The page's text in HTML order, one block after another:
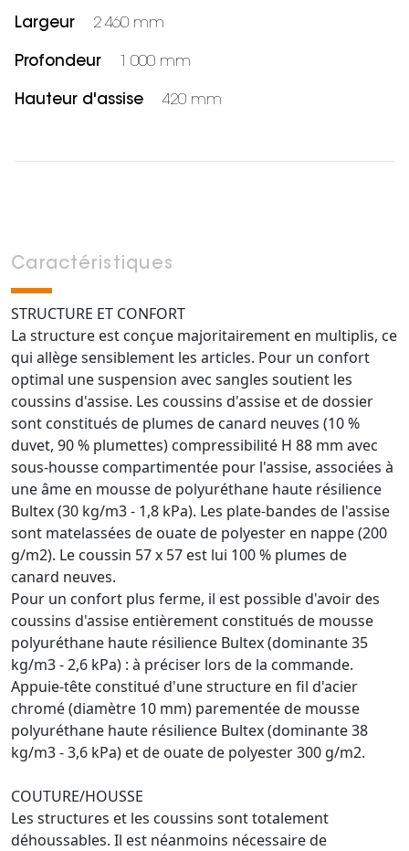
Largeur 2 460 mm
Profondeur 1 000 mm
Hauteur d'assise 420 mm
Caractéristiques
STRUCTURE ET CONFORT
La structure est conçue majoritairement en multiplis, ce
qui allège sensiblement les articles. Pour un confort
optimal une suspension avec sangles soutient les
coussins d'assise. Les coussins d'assise et de dossier
sont constitués de plumes de canard neuves (10 %
duvet, 90 % plumettes) compressibilité H 88 mm avec
sous-housse compartimentée pour l'assise, associées à
une âme en mousse de polyuréthane haute résilience
Bultex (30 kg/m3 - 1,8 kPa). Les plate-bandes de l'assise
sont matelassées de ouate de polyester en nappe (200
g/m2). Le coussin 57 x 57 est lui 100 % plumes de
canard neuves.
Pour un confort plus ferme, il est possible d'avoir des
coussins d'assise entièrement constitués de mousse
polyuréthane haute résilience Bultex (dominante 35
kg/m3 - 2,6 kPa) : à préciser lors de la commande.
Appuie-tête constitué d'une structure en fil d'acier
chromé (diamètre 10 mm) parementée de mousse
polyuréthane haute résilience Bultex (dominante 38
kg/m3 - 3,6 kPa) et de ouate de polyester 300 g/m2.
COUTURE/HOUSSE
Les structures et les coussins sont totalement
déhoussables. Il est néanmoins nécessaire de